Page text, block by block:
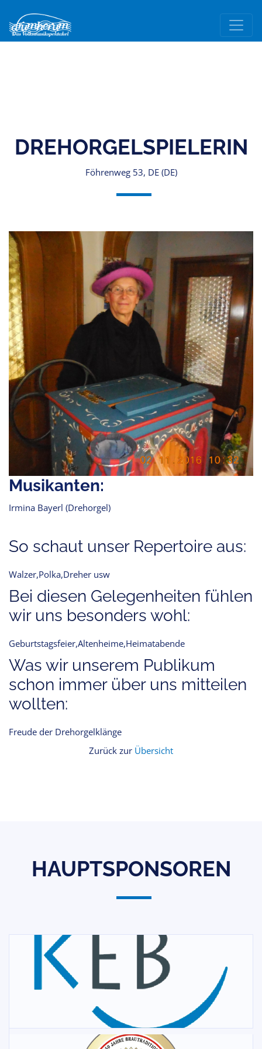
DREHORGELSPIELERIN
Föhrenweg 53, DE (DE)
Musikanten:
Irmina Bayerl (Drehorgel)
So schaut unser Repertoire aus:
Walzer,Polka,Dreher usw
Bei diesen Gelegenheiten fühlen
wir uns besonders wohl:
Geburtstagsfeier,Altenheime,Heimatabende
Was wir unserem Publikum
schon immer über uns mitteilen
wollten:
Freude der Drehorgelklänge
Zurück zur Übersicht
HAUPTSPONSOREN